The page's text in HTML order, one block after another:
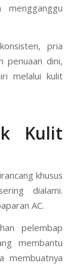
pria
penuaan dini,
melalui kulit
Kulit
khusus
dialami.
AC.
pelembap
membantu
membuatnya